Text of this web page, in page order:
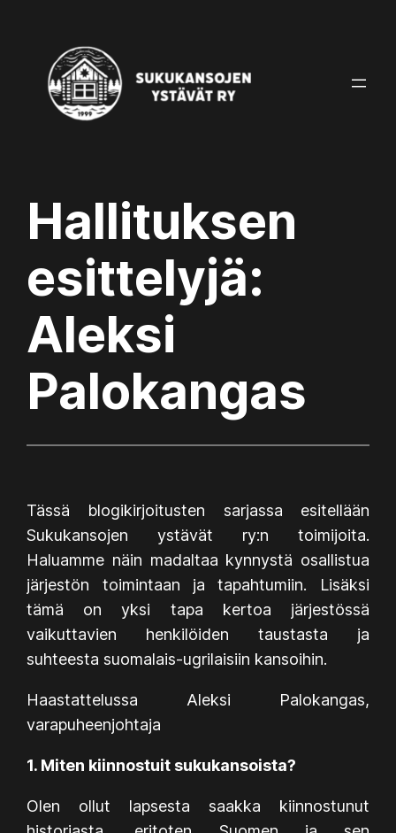
content
Hallituksen
esittelyjä:
Aleksi
Palokangas
Tässä blogikirjoitusten sarjassa esitellään
Sukukansojen ystävät ry:n toimijoita.
Haluamme näin madaltaa kynnystä osallistua
järjestön toimintaan ja tapahtumiin. Lisäksi
tämä on yksi tapa kertoa järjestössä
vaikuttavien henkilöiden taustasta ja
suhteesta suomalais-ugrilaisiin kansoihin.
Haastattelussa Aleksi Palokangas,
varapuheenjohtaja
1. Miten kiinnostuit sukukansoista?
Olen ollut lapsesta saakka kiinnostunut